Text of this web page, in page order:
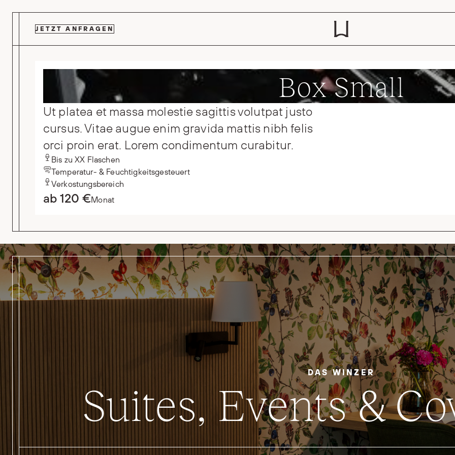
JETZT ANFRAGEN
Box Small
Ut platea et massa molestie sagittis volutpat justo
cursus. Vitae augue enim gravida mattis nibh felis
orci proin erat. Lorem condimentum curabitur.
Bis zu XX Flaschen
Temperatur- & Feuchtigkeitsgesteuert
Verkostungsbereich
ab 120 €Monat
DAS WINZER
Suites, Events &